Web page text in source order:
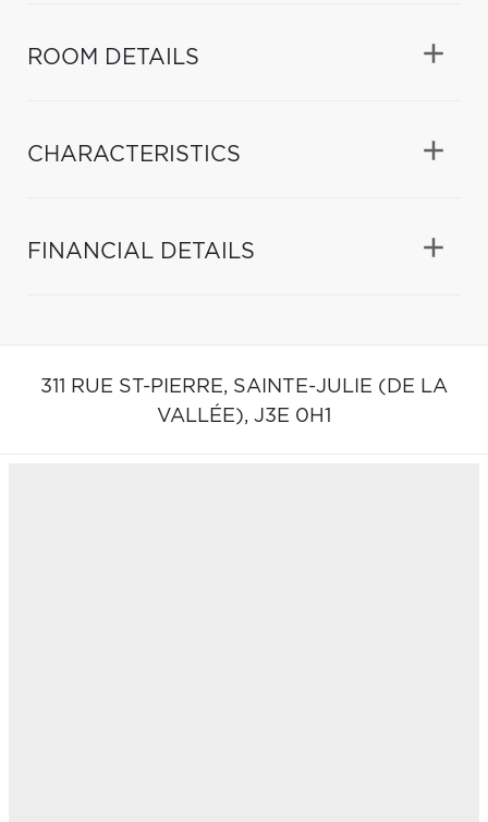
ROOM DETAILS
CHARACTERISTICS
FINANCIAL DETAILS
311 RUE ST-PIERRE, SAINTE-JULIE (DE LA
VALLÉE), J3E 0H1